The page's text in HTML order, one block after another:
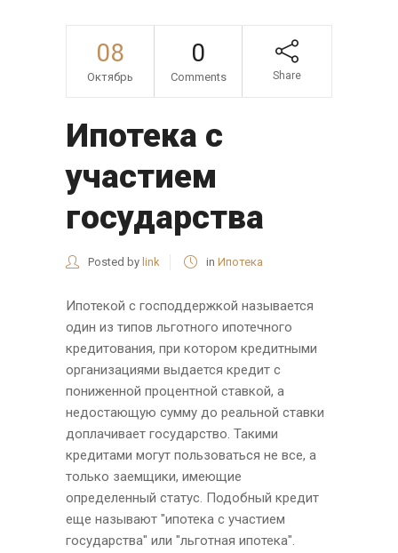
08
Октябрь
0
Comments Share
Ипотека с
участием
государства
Posted by link in Ипотека
Ипотекой с господдержкой называется
один из типов льготного ипотечного
кредитования, при котором кредитными
организациями выдается кредит с
пониженной процентной ставкой, а
недостающую сумму до реальной ставки
доплачивает государство. Такими
кредитами могут пользоваться не все, а
только заемщики, имеющие
определенный статус. Подобный кредит
еще называют "ипотека с участием
государства" или "льготная ипотека".